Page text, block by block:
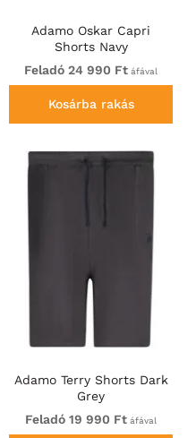
Adamo Oskar Capri
Shorts Navy
Feladó 24 990 Ft áfával
Kosárba rakás
Adamo Terry Shorts Dark
Grey
Feladó 19 990 Ft áfával